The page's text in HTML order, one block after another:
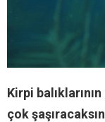
Kirpi
çok